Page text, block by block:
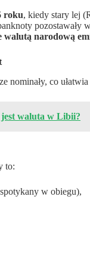
roku, kiedy stary lej
walutą narodową
nominały, co
waluta w Libii?
to:
w obiegu),